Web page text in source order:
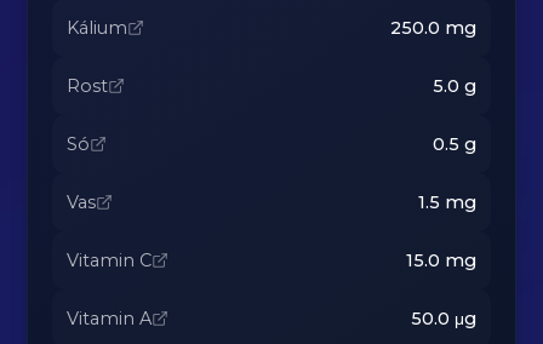
Kálium 250.0 mg
Rost 5.0 g
Só 0.5 g
Vas 1.5 mg
Vitamin C 15.0 mg
Vitamin A 50.0 μg